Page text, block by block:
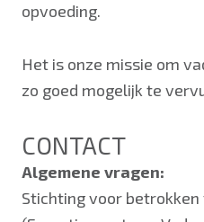
opvoeding.
Het is onze missie om
zo goed mogelijk te
CONTACT
Algemene vragen:
Stichting voor betrokken